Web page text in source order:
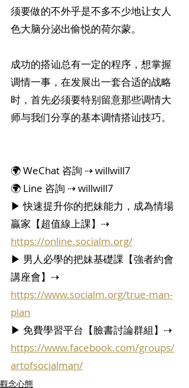
须要做的不外乎是不多不少地让女人
色大脑分泌出偷悦的荷尔蒙。
成功的搭讪总有一定的程序，想掌握
调情一事，在发展出一套合适的战略
时，首先必须要特别留意那些调情大
师与我们分享的基本调情搭讪技巧。
🌍 WeChat 咨詢 ⇢ willwill7
🌍 Line 咨詢 ⇢ willwill7
▶ 快速提升你的把妹能力，成為情場
贏家【超值線上課】⇢
https://online.socialm.org/
▶ 男人必學的把妹基礎課【強者約會
講座會】⇢
https://www.socialm.org/true-man-
plan
▶ 免費學習平台【臉書討論群組】⇢
https://www.facebook.com/groups/
artofsocialman/
觀念心態